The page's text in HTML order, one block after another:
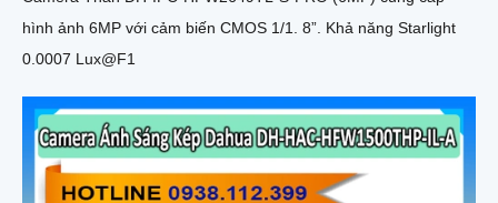
hình ảnh 6MP với cảm biến CMOS 1/1. 8”. Khả năng Starlight
0.0007 Lux@F1